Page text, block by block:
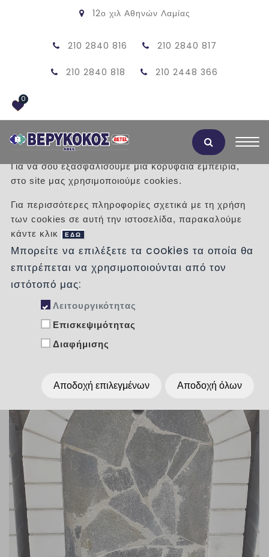
12ο χιλ Αθηνών Λαμίας
210 2840 816 210 2840 817
210 2840 818 210 2448 366
0
/ Προϊόντα /
ΠΡΟΣΦΟΡΕΣ
Αποδοχή Cookies
Για να σου εξασφαλίσουμε μια κορυφαία εμπειρία,
στο site μας χρησιμοποιούμε cookies.
Για περισσότερες πληροφορίες σχετικά με τη χρήση
των cookies σε αυτή την ιστοσελίδα, παρακαλούμε
κάντε κλικ
ΕΔΩ
Μπορείτε να επιλέξετε τα cookies τα οποία θα
επιτρέπεται να χρησιμοποιούνται από τον
ιστότοπό μας:
Λειτουργικότητας
Επισκεψιμότητας
Διαφήμισης
Αποδοχή επιλεγμένων Αποδοχή όλων